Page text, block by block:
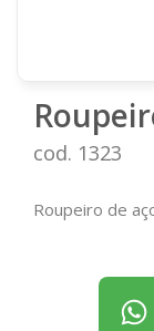
cod. 1323
Roupeiro de